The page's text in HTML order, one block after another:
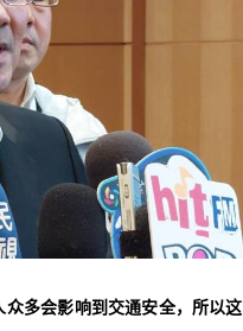
多会影响到交通安全，所以